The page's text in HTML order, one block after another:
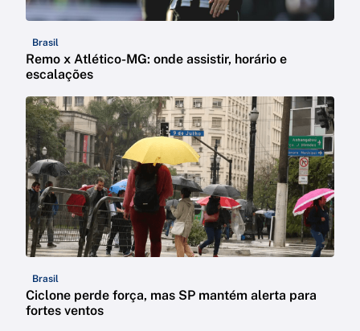
Brasil
Remo x Atlético-MG: onde assistir, horário e
escalações
Brasil
Ciclone perde força, mas SP mantém alerta para
fortes ventos